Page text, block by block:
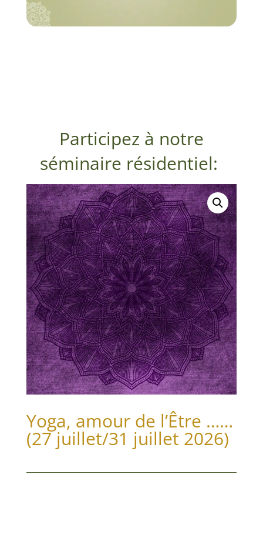
Participez à notre
séminaire résidentiel:
Yoga, amour de l’Être ……
(27 juillet/31 juillet 2026)